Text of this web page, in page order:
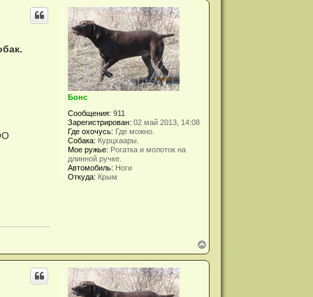
Бонс
Сообщения: 911
Зарегистрирован: 02 май 2013, 14:08
Где охочусь: Где можно.
Собака: Курцхаары.
Мое ружье: Рогатка и молоток на
длинной ручке.
Автомобиль: Ноги
Откуда: Крым
е
р